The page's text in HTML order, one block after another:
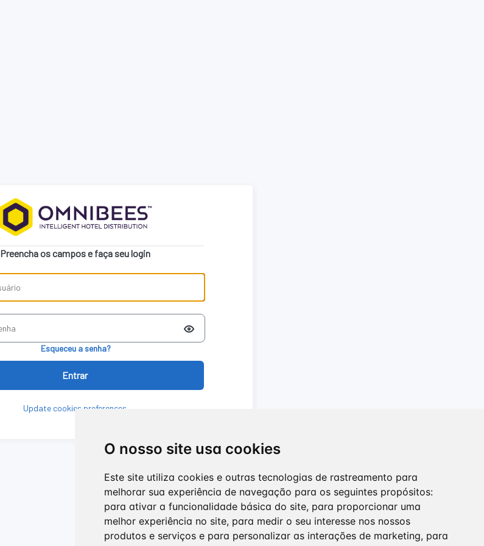
O nosso site usa cookies
Este site utiliza cookies e outras tecnologias de rastreamento para
melhorar sua experiência de navegação para os seguintes propósitos:
para ativar a funcionalidade básica do site, para proporcionar uma
melhor experiência no site, para medir o seu interesse nos nossos
produtos e serviços e para personalizar as interações de marketing, para
Preencha os campos e faça seu login
Update cookies preferences